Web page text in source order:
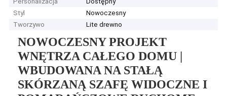
Styl
Nowoczesny
Tworzywo
Lite drewno
NOWOCZESNY PROJEKT
WNĘTRZA CAŁEGO DOMU |
WBUDOWANA NA STAŁĄ
SKÓRZANĄ SZAFĘ WIDOCZNE I